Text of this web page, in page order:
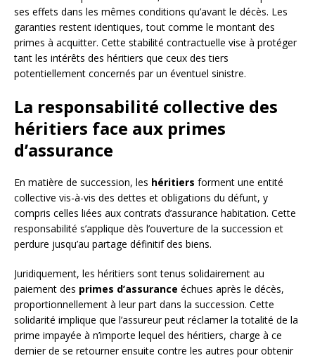
ses effets dans les mêmes conditions qu’avant le décès. Les
garanties restent identiques, tout comme le montant des
primes à acquitter. Cette stabilité contractuelle vise à protéger
tant les intérêts des héritiers que ceux des tiers
potentiellement concernés par un éventuel sinistre.
La responsabilité collective des
héritiers face aux primes
d’assurance
En matière de succession, les héritiers forment une entité
collective vis-à-vis des dettes et obligations du défunt, y
compris celles liées aux contrats d’assurance habitation. Cette
responsabilité s’applique dès l’ouverture de la succession et
perdure jusqu’au partage définitif des biens.
Juridiquement, les héritiers sont tenus solidairement au
paiement des primes d’assurance échues après le décès,
proportionnellement à leur part dans la succession. Cette
solidarité implique que l’assureur peut réclamer la totalité de la
prime impayée à n’importe lequel des héritiers, charge à ce
dernier de se retourner ensuite contre les autres pour obtenir